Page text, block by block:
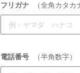
フリガナ （全角カタカ
電話番号 （半角数字）